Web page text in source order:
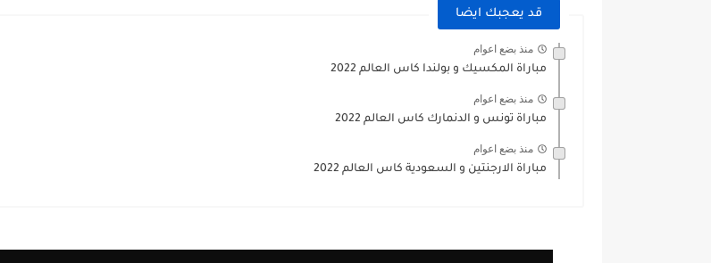
قد يعجبك ايضا
منذ بضع اعوام
مباراة المكسيك و بولندا كاس العالم 2022
منذ بضع اعوام
مباراة تونس و الدنمارك كاس العالم 2022
منذ بضع اعوام
مباراة الارجنتين و السعودية كاس العالم 2022